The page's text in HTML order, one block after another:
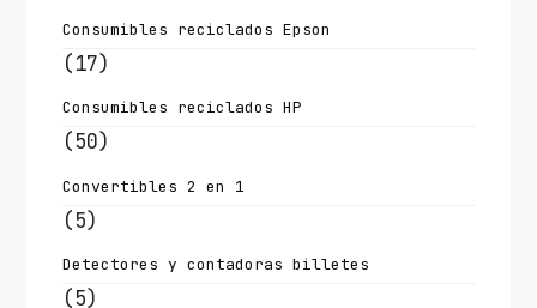
Consumibles reciclados Epson
(17)
Consumibles reciclados HP
(50)
Convertibles 2 en 1
(5)
Detectores y contadoras billetes
(5)